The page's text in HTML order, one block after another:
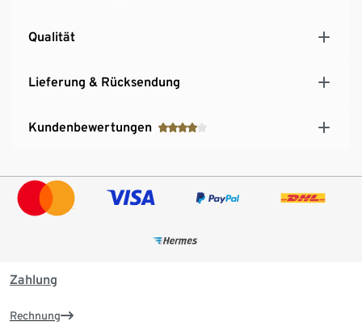
Qualität
Lieferung & Rücksendung
Kundenbewertungen
Zahlung
Rechnung